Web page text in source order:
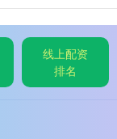
线上配资
排名